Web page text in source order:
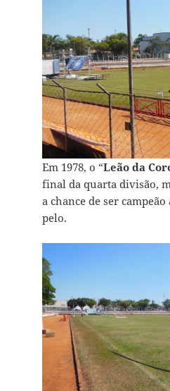
Em 1978, o “Leão da
final da quarta divisão,
a chance de ser
pelo.